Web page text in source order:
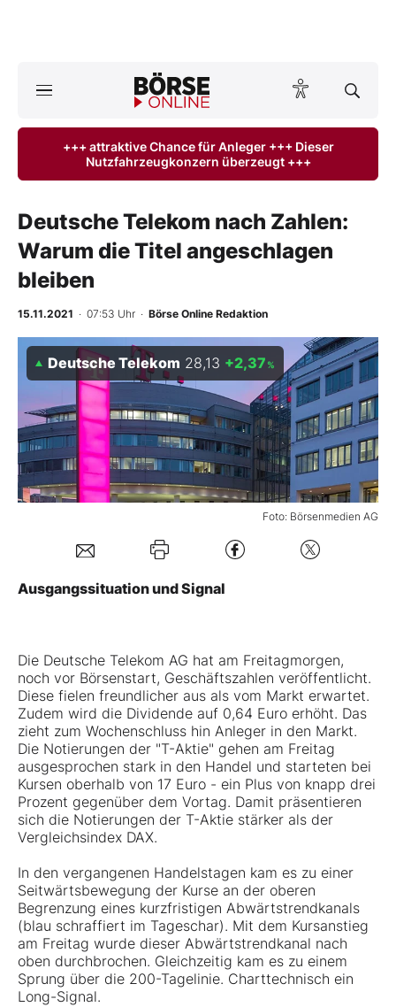
ktuelle Ausgabe BÖRSE ONLINE lesen
Finanz-Check
BO-Musterdepots
Experten
Mein B:O
Mein Konto
Folgen Sie uns
+++ attraktive Chance für Anleger +++ Dieser
Nutzfahrzeugkonzern überzeugt +++
Deutsche Telekom nach Zahlen:
Warum die Titel angeschlagen
bleiben
15.11.2021 · 07:53 Uhr · Börse Online Redaktion
Foto: Börsenmedien AG
Deutsche Telekom 28,13 +2,37 %
Ausgangssituation und Signal
Die Deutsche Telekom AG hat am Freitagmorgen,
noch vor Börsenstart, Geschäftszahlen veröffentlicht.
Diese fielen freundlicher aus als vom Markt erwartet.
Zudem wird die Dividende auf 0,64 Euro erhöht. Das
zieht zum Wochenschluss hin Anleger in den Markt.
Die Notierungen der "T-Aktie" gehen am Freitag
ausgesprochen stark in den Handel und starteten bei
Kursen oberhalb von 17 Euro - ein Plus von knapp drei
Prozent gegenüber dem Vortag. Damit präsentieren
sich die Notierungen der T-Aktie stärker als der
Vergleichsindex DAX.
In den vergangenen Handelstagen kam es zu einer
Seitwärtsbewegung der Kurse an der oberen
Begrenzung eines kurzfristigen Abwärtstrendkanals
(blau schraffiert im Tageschar). Mit dem Kursanstieg
am Freitag wurde dieser Abwärtstrendkanal nach
oben durchbrochen. Gleichzeitig kam es zu einem
Sprung über die 200-Tagelinie. Charttechnisch ein
Long-Signal.